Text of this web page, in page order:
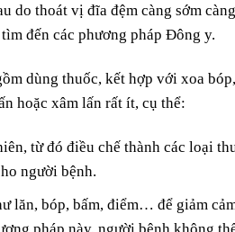
do thoát vị đĩa đệm càng sớm càng
đến các phương pháp Đông y.
dùng thuốc, kết hợp với xoa bóp,
hoặc xâm lấn rất ít, cụ thể:
từ đó điều chế thành các loại
người bệnh.
lăn, bóp, bấm, điểm… để giảm